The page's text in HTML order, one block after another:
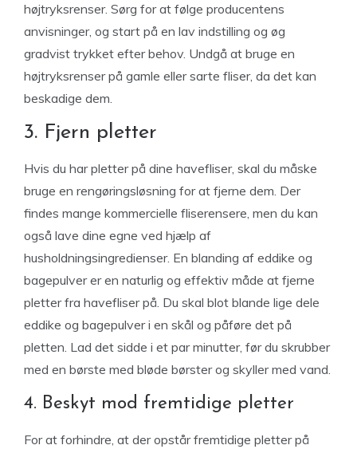
højtryksrenser. Sørg for at følge producentens
anvisninger, og start på en lav indstilling og øg
gradvist trykket efter behov. Undgå at bruge en
højtryksrenser på gamle eller sarte fliser, da det kan
beskadige dem.
3. Fjern pletter
Hvis du har pletter på dine havefliser, skal du måske
bruge en rengøringsløsning for at fjerne dem. Der
findes mange kommercielle fliserensere, men du kan
også lave dine egne ved hjælp af
husholdningsingredienser. En blanding af eddike og
bagepulver er en naturlig og effektiv måde at fjerne
pletter fra havefliser på. Du skal blot blande lige dele
eddike og bagepulver i en skål og påføre det på
pletten. Lad det sidde i et par minutter, før du skrubber
med en børste med bløde børster og skyller med vand.
4. Beskyt mod fremtidige pletter
For at forhindre, at der opstår fremtidige pletter på